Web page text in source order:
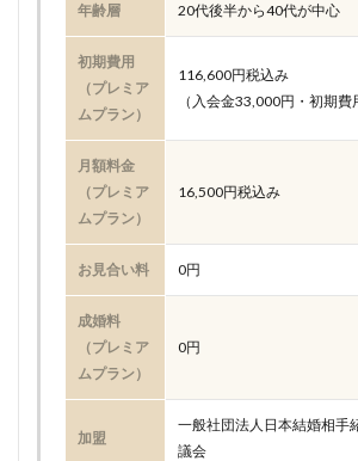
年齢層 20代後半から40代が中心
初期費用
（プレミア
ムプラン）
116,600円税込み
（入会金33,000円・初期費
月額料金
（プレミア
ムプラン）
16,500円税込み
お見合い料 0円
成婚料
（プレミア
ムプラン）
0円
加盟
一般社団法人日本結婚相手
議会